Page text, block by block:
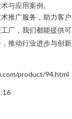
与应用案例。
推广服务，助力客
厂，我们都能提供
推动行业进步与创
product/94.html